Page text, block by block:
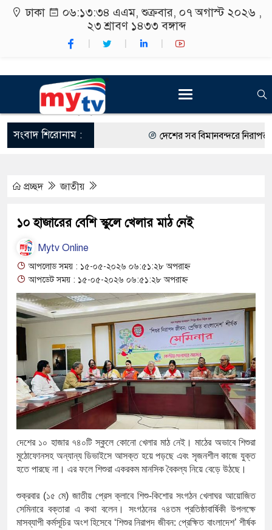
ঢাকা ০৬:১৩:৩৫ এএম, শুক্রবার, ০৭ অগাস্ট ২০২৬ ,
২৩ শ্রাবণ ১৪৩৩ বঙ্গাব্দ
সংবাদ শিরোনাম : দেশের সব বিমানবন্দরে নিরাপত্তা
কর্মসূচীর শুভসূচনা।
রং ফর্সাকারী ৮ ব্র্যান্ডের ক্রিমে
থাকায় বিক্রিতে নিষেধাজ্ঞা
অত্যাচারের ছবি যেন আর তুলতে
আলাল
‘গুলশানের চামেলি’তে ভিন্ন রূপে
যৌনকর্মীর দালাল চরিত্রে
সারজিস-পাটোয়ারীসহ ১০ জনের
গুলশান থেকে সাবেক মন্ত্রী লতিফ
‘স্কুটি নাকি গোল্ড?’ ক্যাম্পেইনের
এর ফ্রিডম ব্র্যান্ড, বাড়ল ক্যাম্পেইনের
সংবিধান অনুযায়ী যথাসময়ে রাষ্ট্রপতি
প্রচ্ছদ জাতীয়
১০ হাজারের বেশি স্কুলে খেলার মাঠ নেই
Mytv Online
আপলোড সময় : ১৫-০৫-২০২৬ ০৬:৫১:২৮ অপরাহ্ন
আপডেট সময় : ১৫-০৫-২০২৬ ০৬:৫১:২৮ অপরাহ্ন
দেশের ১০ হাজার ৭৪০টি স্কুলে কোনো খেলার মাঠ নেই। মাঠের অভাবে শিশুরা
মুঠোফোনসহ অন্যান্য ডিভাইসে আসক্ত হয়ে পড়ছে এবং সৃজনশীল কাজে যুক্ত
হতে পারছে না। এর ফলে শিশুরা একরকম মানসিক বৈকল্য নিয়ে বেড়ে উঠছে।
শুক্রবার (১৫ মে) জাতীয় প্রেস ক্লাবে শিশু-কিশোর সংগঠন খেলাঘর আয়োজিত
সেমিনারে বক্তারা এ কথা বলেন। সংগঠনের ৭৪তম প্রতিষ্ঠাবার্ষিকী উপলক্ষে
মাসব্যাপী কর্মসূচির অংশ হিসেবে‘শিশুর নিরাপদ জীবন:প্রেক্ষিত বাংলাদেশ’শীর্ষক